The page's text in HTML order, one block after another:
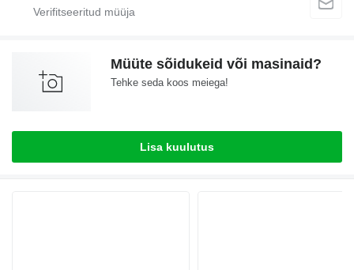
Müüte sõidukeid või masinaid?
Tehke seda koos meiega!
Lisa kuulutus